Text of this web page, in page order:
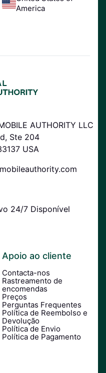
America
AUTHORITY LLC
Ste 204
USA
24/7 Disponível
Apoio ao cliente
Contacta-nos
Rastreamento de
encomendas
Preços
Perguntas Frequentes
Política de Reembolso e
Devolução
Política de Envio
Política de Pagamento